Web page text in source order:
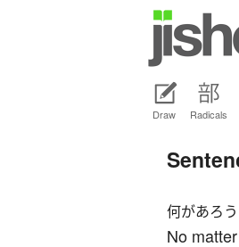
Draw Radicals
何があろ
No